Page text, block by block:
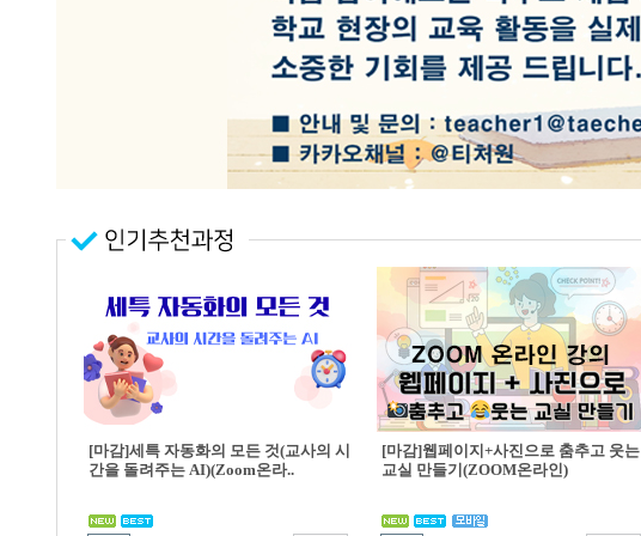
[마감]세특 자동화의 모든 것(교사의 시
간을 돌려주는 AI)(Zoom온라..
[마감]웹페이지+사진으로 춤추고 웃는
교실 만들기(ZOOM온라인)